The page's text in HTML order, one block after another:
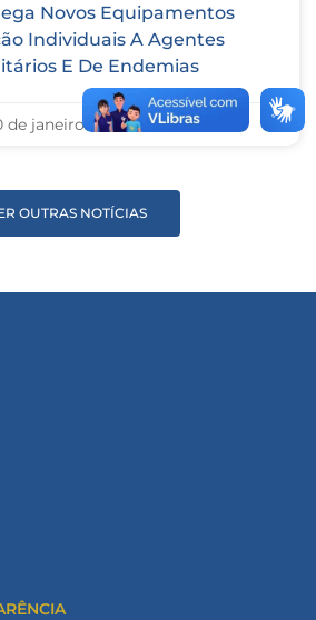
Novos Equipamentos
Individuais A Agentes
E De Endemias
de janeiro de 2025
OUTRAS NOTÍCIAS